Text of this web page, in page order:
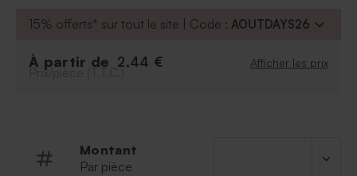
L'intérieur se personnalise des délicieux plats que vous
convives pourront repartir avec un souvenir de ce
15% offerts* sur tout le site | Code : AOUTDAYS26
À partir de 2,44 € Afficher les prix
Prix/pièce (T.T.C.)
Montant
Par pièce